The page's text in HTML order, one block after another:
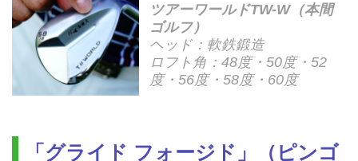
ツアーワールドTW-W（本間
ゴルフ）
ヘッド：軟鉄鍛造
ロフト角：48度・50度・52
度・56度・58度・60度
「グライド フォージド」（ピンゴ